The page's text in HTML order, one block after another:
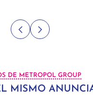
DE METROPOL GROUP
MISMO